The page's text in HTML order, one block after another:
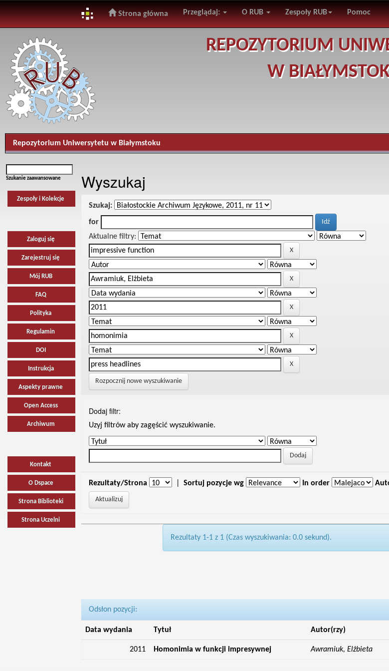
navigation
Strona główna Przeglądaj: O RUB Zespoły RUB Pomoc
REPOZYTORIUM
W
Repozytorium Uniwersytetu w Białymstoku
Szukanie zaawansowane
Zespoły i Kolekcje
Zaloguj się
Zarejestruj się
Mój RUB
FAQ
Polityka
Regulamin
DOI
Instrukcja
Aspekty prawne
Open Access
Archiwum
Kontakt
O Dspace
Strona Biblioteki
Strona Uczelni
Wyszukaj
Szukaj:
for
Aktualne filtry:
Rozpocznij nowe wyszukiwanie
Dodaj filtr:
Uzyj filtrów aby zagęścić wyszukiwanie.
Rezultaty/Strona Sortuj pozycje wg In order
Rezultaty 1-1 z 1 (Czas wyszukiwania: 0.0 sekund).
Odsłon pozycji:
Data wydania Tytuł Autor(rzy)
2011 Homonimia w funkcji impresywnej Awramiuk, Elżbieta